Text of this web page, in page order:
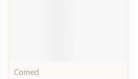
Comed